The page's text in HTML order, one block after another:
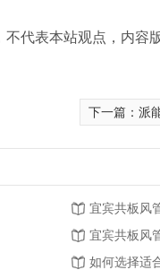
代表本站观点，内容
下一篇： 派能
宜宾共板风
宜宾共板风
如何选择适